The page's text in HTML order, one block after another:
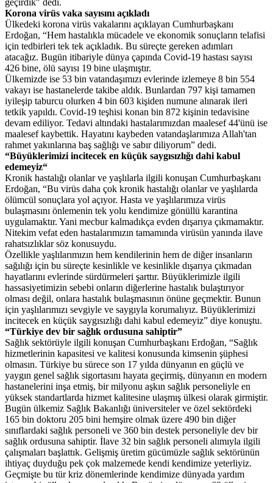
geçirdik" dedi.
Korona virüs vaka sayısını açıkladı
Ülkedeki korona virüs vakalarını açıklayan Cumhurbaşkanı
Erdoğan, “Hem hastalıkla mücadele ve ekonomik sonuçların telafisi
için tedbirleri tek tek açıkladık. Bu süreçte gereken adımları
atacağız. Bugün itibariyle dünya çapında Covid-19 hastası sayısı
426 bine, ölü sayısı 19 bine ulaşmıştır.
Ülkemizde ise 53 bin vatandaşımızı evlerinde izlemeye 8 bin 554
vakayı ise hastanelerde takibe aldık. Bunlardan 797 kişi tamamen
iyileşip taburcu olurken 4 bin 603 kişiden numune alınarak ileri
tetkik yapıldı. Covid-19 teşhisi konan bin 872 kişinin tedavisine
devam ediliyor. Tedavi altındaki hastalarımızdan maalesef 44'ünü ise
maalesef kaybettik. Hayatını kaybeden vatandaşlarımıza Allah'tan
rahmet yakınlarına baş sağlığı ve sabır diliyorum” dedi.
“Büyüklerimizi incitecek en küçük saygısızlığı dahi kabul
edemeyiz“
Kronik hastalığı olanlar ve yaşlılarla ilgili konuşan Cumhurbaşkanı
Erdoğan, “Bu virüs daha çok kronik hastalığı olanlar ve yaşlılarda
ölümcül sonuçlara yol açıyor. Hasta ve yaşlılarımıza virüs
bulaşmasını önlemenin tek yolu kendimize gönüllü karantina
uygulamaktır. Yani mecbur kalmadıkça evden dışarıya çıkmamaktır.
Nitekim vefat eden hastalarımızın tamamında virüsün yanında ilave
rahatsızlıklar söz konusuydu.
Özellikle yaşlılarımızın hem kendilerinin hem de diğer insanların
sağılığı için bu süreçte kesinlikle ve kesinlikle dışarıya çıkmadan
hayatlarını evlerinde sürdürmeleri şarttır. Büyüklerimizle ilgili
hassasiyetimizin sebebi onların diğerlerine hastalık bulaştırıyor
olması değil, onlara hastalık bulaşmasının önüne geçmektir. Bunun
için yaşlılarımızı sevgiyle ve saygıyla korumalıyız. Büyüklerimizi
incitecek en küçük saygısızlığı dahi kabul edemeyiz” diye konuştu.
“Türkiye dev bir sağlık ordusuna sahiptir”
Sağlık sektörüyle ilgili konuşan Cumhurbaşkanı Erdoğan, “Sağlık
hizmetlerinin kapasitesi ve kalitesi konusunda kimsenin şüphesi
olmasın. Türkiye bu sürece son 17 yılda dünyanın en güçlü ve
yaygın genel sağlık sigortasını hayata geçirmiş, dünyanın en modern
hastanelerini inşa etmiş, bir milyonu aşkın sağlık personeliyle en
yüksek standartlarda hizmet kalitesine ulaşmış ülkesi olarak girmiştir.
Bugün ülkemiz Sağlık Bakanlığı üniversiteler ve özel sektördeki
165 bin doktoru 205 bini hemşire olmak üzere 490 bin diğer
sınıflardaki sağlık personeli ve 360 bin destek personeliyle dev bir
sağlık ordusuna sahiptir. İlave 32 bin sağlık personeli alımıyla ilgili
çalışmaları başlattık. Gelişmiş üretim gücümüzle sağlık sektörünün
ihtiyaç duyduğu pek çok malzemede kendi kendimize yeterliyiz.
Geçmişte bu tür kriz dönemlerinde kendimize dünyada yardım